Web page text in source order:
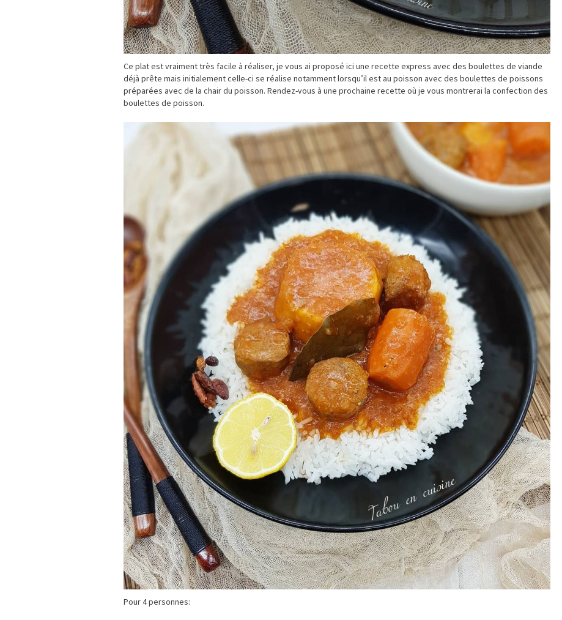
Ce plat est vraiment très facile à réaliser, je vous ai proposé ici une recette express avec des boulettes de viande
déjà prête mais initialement celle-ci se réalise notamment lorsqu’il est au poisson avec des boulettes de poissons
préparées avec de la chair du poisson. Rendez-vous à une prochaine recette où je vous montrerai la confection des
boulettes de poisson.
Pour 4 personnes: